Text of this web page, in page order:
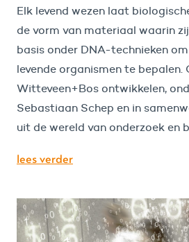
Elk levend wezen laat
de vorm van materiaal waarin
basis onder DNA-technieken
levende organismen te bepalen.
Witteveen+Bos ontwikkelen,
Sebastiaan Schep en in
uit de wereld van onderzoek en
lees verder